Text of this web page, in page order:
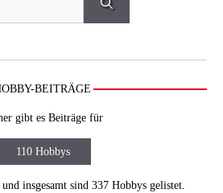
BEITRÄGE
gibt es Beiträge für
110 Hobbys
insgesamt sind 337 Hobbys gelistet.